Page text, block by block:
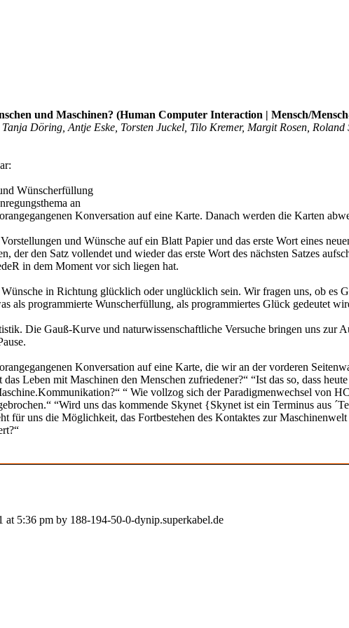
und Maschinen? (Human Computer Interaction | Mensch/
Döring, Antje Eske, Torsten Juckel, Tilo Kremer, Margit Rosen,
Wünscherfüllung
an
Konversation auf eine Karte. Danach werden die Karten
und Wünsche auf ein Blatt Papier und das erste Wort eines
der den Satz vollendet und wieder das erste Wort des nächsten Satzes
in dem Moment vor sich liegen hat.
in Richtung glücklich oder unglücklich sein. Wir fragen uns, ob es
als programmierte Wunscherfüllung, als programmiertes Glück gedeutet
Die Gauß-Kurve und naturwissenschaftliche Versuche bringen uns zur
Konversation auf eine Karte, die wir an der vorderen
Leben mit Maschinen den Menschen zufriedener?“ “Ist das so, dass
“ Wie vollzog sich der Paradigmenwechsel von
“Wird uns das kommende Skynet {Skynet ist ein Terminus aus
für uns die Möglichkeit, das Fortbestehen des Kontaktes zur
at 5:36 pm by 188-194-50-0-dynip.superkabel.de